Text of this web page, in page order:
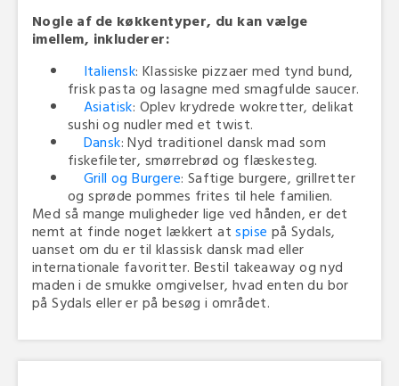
Nogle af de køkkentyper, du kan vælge
imellem, inkluderer:
Italiensk: Klassiske pizzaer med tynd bund,
frisk pasta og lasagne med smagfulde saucer.
Asiatisk: Oplev krydrede wokretter, delikat
sushi og nudler med et twist.
Dansk: Nyd traditionel dansk mad som
fiskefileter, smørrebrød og flæskesteg.
Grill og Burgere: Saftige burgere, grillretter
og sprøde pommes frites til hele familien.
Med så mange muligheder lige ved hånden, er det
nemt at finde noget lækkert atspise på Sydals,
uanset om du er til klassisk dansk mad eller
internationale favoritter. Bestil takeaway og nyd
maden i de smukke omgivelser, hvad enten du bor
på Sydals eller er på besøg i området.